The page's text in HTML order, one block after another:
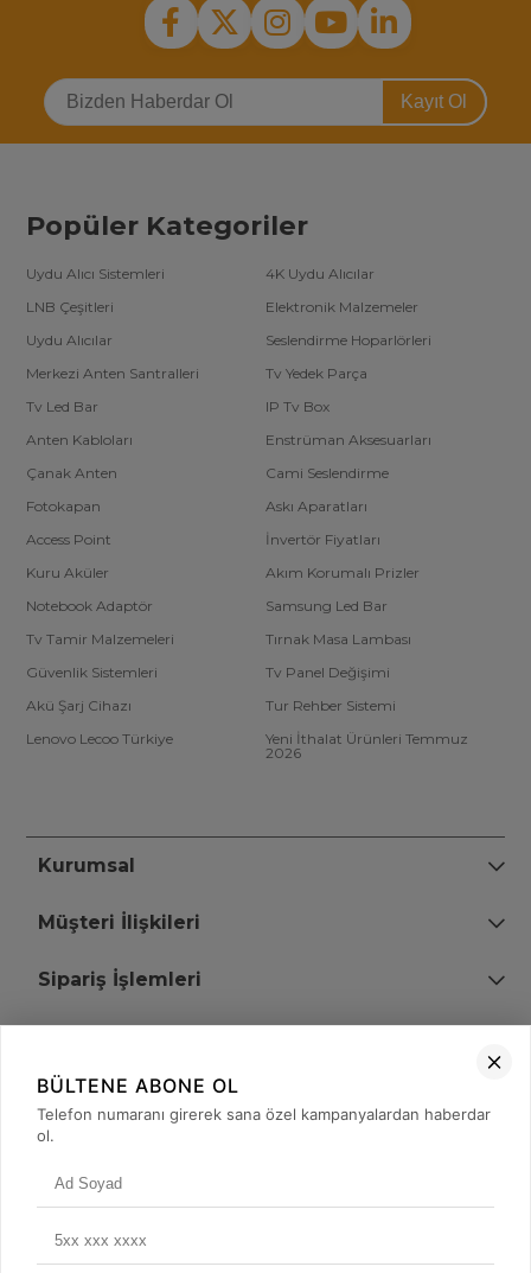
Kayıt Ol
Popüler Kategoriler
Uydu Alıcı Sistemleri
4K Uydu Alıcılar
LNB Çeşitleri
Elektronik Malzemeler
Uydu Alıcılar
Seslendirme Hoparlörleri
Merkezi Anten Santralleri
Tv Yedek Parça
Tv Led Bar
IP Tv Box
Anten Kabloları
Enstrüman Aksesuarları
Çanak Anten
Cami Seslendirme
Fotokapan
Askı Aparatları
Access Point
İnvertör Fiyatları
Kuru Aküler
Akım Korumalı Prizler
Notebook Adaptör
Samsung Led Bar
Tv Tamir Malzemeleri
Tırnak Masa Lambası
Güvenlik Sistemleri
Tv Panel Değişimi
Akü Şarj Cihazı
Tur Rehber Sistemi
Lenovo Lecoo Türkiye
Yeni İthalat Ürünleri Temmuz
2026
Kurumsal
Müşteri İlişkileri
Sipariş İşlemleri
+90 (850) 473 08 08
BÜLTENE ABONE OL
Telefon numaranı girerek sana özel kampanyalardan haberdar
ol.